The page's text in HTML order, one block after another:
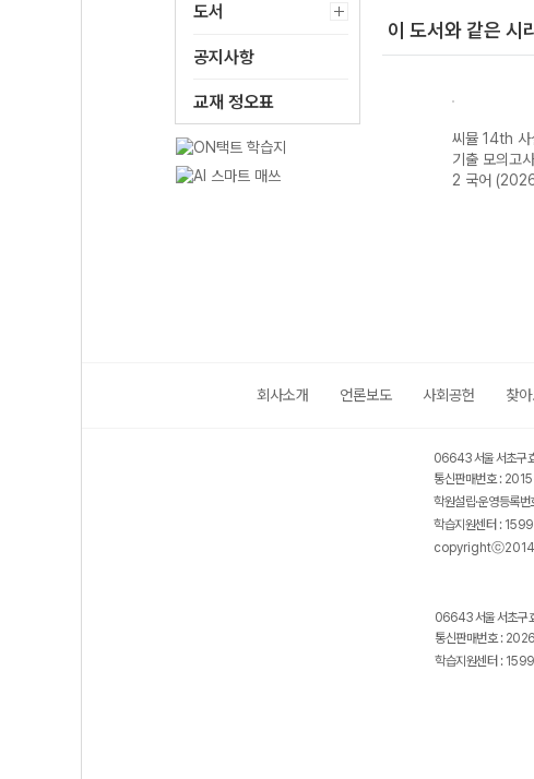
도서
공지사항
교재 정오표
이 도서와 같은 시
씨뮬 15th 사설
기출 모의고사 고
1 영어 (2026년)
씨뮬 14th 사
기출 모의고
2 국어
회사소개 언론보도 사회공헌 찾
06643 서울 서초구
통신판매번호 :
학원설립·운영등록
학습지원센터 :
06643 서울 서초구
통신판매번호 :
학습지원센터 :